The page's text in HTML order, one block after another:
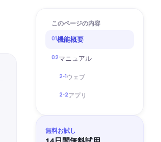
このページの内容
01機能概要
02マニュアル
2-1ウェブ
2-2アプリ
無料お試し